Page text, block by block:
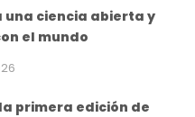
una ciencia abierta y
el mundo
la primera edición de